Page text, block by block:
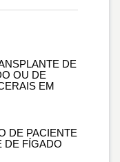
DE
OU DE
EM
DE PACIENTE
DE FÍGADO